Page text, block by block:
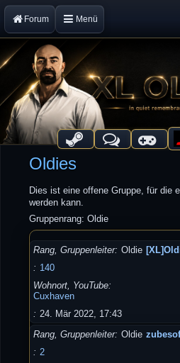
Forum Menü
Oldies
Dies ist eine offene Gruppe, für die
werden kann.
Gruppenrang: Oldie
Rang, Gruppenleiter Oldie
140
Wohnort, YouTube
Cuxhaven
24. Mär 2022, 17:43
Rang, Gruppenleiter Oldie
2